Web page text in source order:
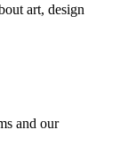
art, design
and our